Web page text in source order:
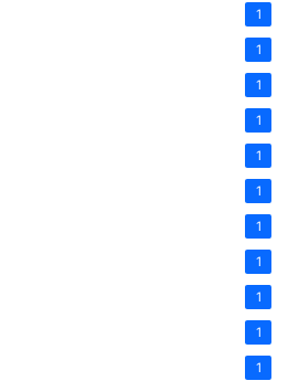
1
1
1
1
1
1
1
1
1
1
1